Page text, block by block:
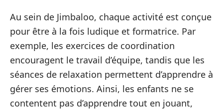
Au sein de Jimbaloo, chaque activité est conçue
pour être à la fois ludique et formatrice. Par
exemple, les exercices de coordination
encouragent le travail d’équipe, tandis que les
séances de relaxation permettent d’apprendre à
gérer ses émotions. Ainsi, les enfants ne se
contentent pas d’apprendre tout en jouant,